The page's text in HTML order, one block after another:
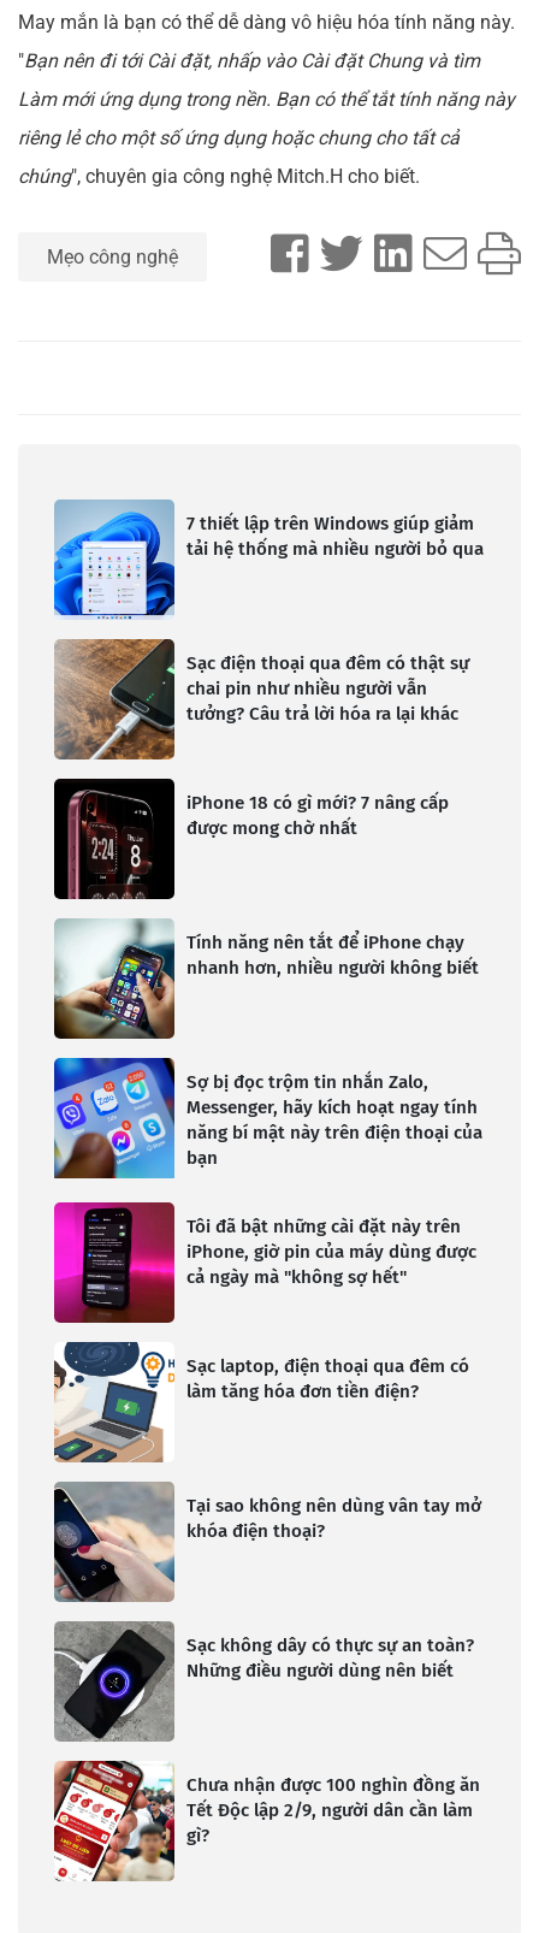
May mắn là bạn có thể dễ dàng vô hiệu hóa tính năng này.
"Bạn nên đi tới Cài đặt, nhấp vào Cài đặt Chung và tìm
Làm mới ứng dụng trong nền. Bạn có thể tắt tính năng này
riêng lẻ cho một số ứng dụng hoặc chung cho tất cả
chúng", chuyên gia công nghệ Mitch.H cho biết.
Mẹo công nghệ
7 thiết lập trên Windows giúp giảm
tải hệ thống mà nhiều người bỏ qua
Sạc điện thoại qua đêm có thật sự
chai pin như nhiều người vẫn
tưởng? Câu trả lời hóa ra lại khác
iPhone 18 có gì mới? 7 nâng cấp
được mong chờ nhất
Tính năng nên tắt để iPhone chạy
nhanh hơn, nhiều người không biết
Sợ bị đọc trộm tin nhắn Zalo,
Messenger, hãy kích hoạt ngay tính
năng bí mật này trên điện thoại của
bạn
Tôi đã bật những cài đặt này trên
iPhone, giờ pin của máy dùng được
cả ngày mà "không sợ hết"
Sạc laptop, điện thoại qua đêm có
làm tăng hóa đơn tiền điện?
Tại sao không nên dùng vân tay mở
khóa điện thoại?
Sạc không dây có thực sự an toàn?
Những điều người dùng nên biết
Chưa nhận được 100 nghìn đồng ăn
Tết Độc lập 2/9, người dân cần làm
gì?